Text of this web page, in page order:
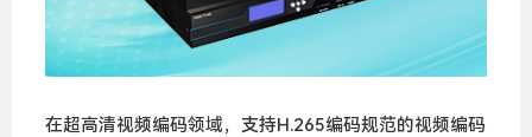
在超高清视频编码领域，支持H.265编码规范的视频编码